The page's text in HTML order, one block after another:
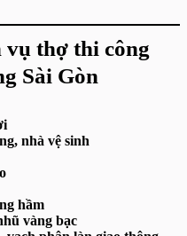
vụ thợ thi công
Sài Gòn
nhà vệ sinh
hầm
vàng bạc